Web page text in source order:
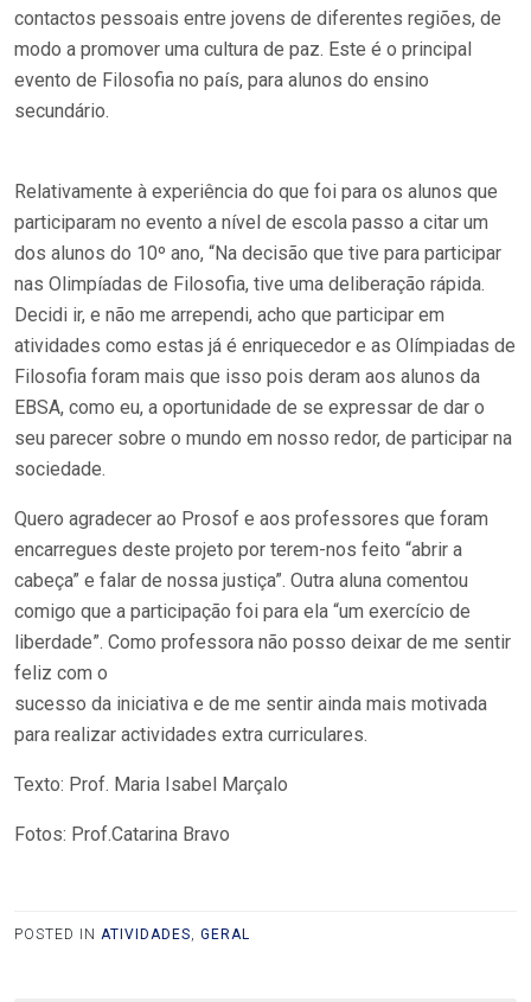
contactos pessoais entre jovens de diferentes regiões, de
modo a promover uma cultura de paz. Este é o principal
evento de Filosofia no país, para alunos do ensino
secundário.
Relativamente à experiência do que foi para os alunos que
participaram no evento a nível de escola passo a citar um
dos alunos do 10º ano, “Na decisão que tive para participar
nas Olimpíadas de Filosofia, tive uma deliberação rápida.
Decidi ir, e não me arrependi, acho que participar em
atividades como estas já é enriquecedor e as Olímpiadas de
Filosofia foram mais que isso pois deram aos alunos da
EBSA, como eu, a oportunidade de se expressar de dar o
seu parecer sobre o mundo em nosso redor, de participar na
sociedade.
Quero agradecer ao Prosof e aos professores que foram
encarregues deste projeto por terem-nos feito “abrir a
cabeça” e falar de nossa justiça”. Outra aluna comentou
comigo que a participação foi para ela “um exercício de
liberdade”. Como professora não posso deixar de me sentir
feliz com o
sucesso da iniciativa e de me sentir ainda mais motivada
para realizar actividades extra curriculares.
Texto: Prof. Maria Isabel Marçalo
Fotos: Prof.Catarina Bravo
POSTED IN ATIVIDADES, GERAL